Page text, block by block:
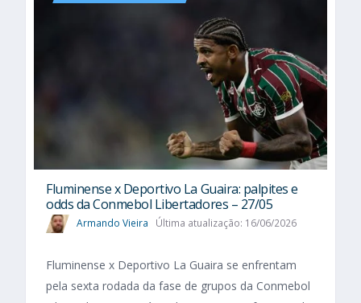
Fluminense x Deportivo La Guaira: palpites e
odds da Conmebol Libertadores – 27/05
Armando Vieira Última atualização: 16/06/2026
Fluminense x Deportivo La Guaira se enfrentam
pela sexta rodada da fase de grupos da Conmebol